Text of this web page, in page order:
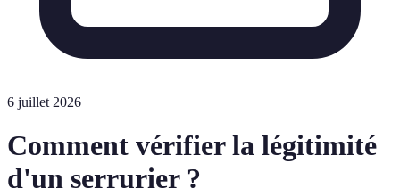
6 juillet 2026
Comment vérifier la légitimité
d'un serrurier ?